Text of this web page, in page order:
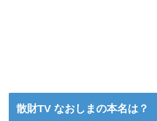
散財TV なおしまの本名は？